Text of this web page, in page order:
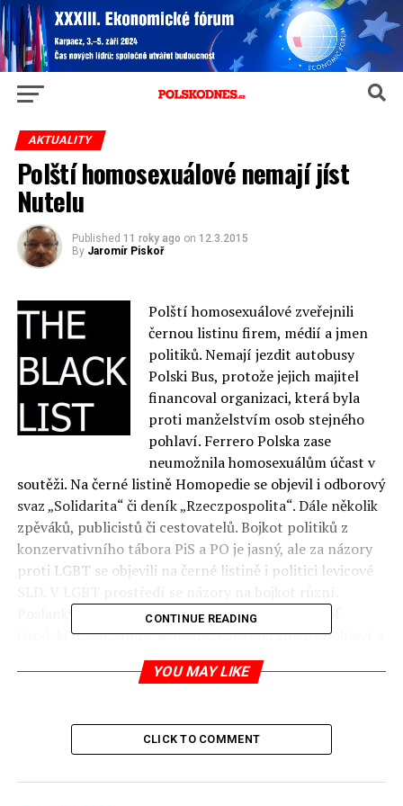
AKTUALITY
Polští homosexuálové nemají jíst
Nutelu
Published 11 roky ago on 12.3.2015
By Jaromír Piskoř
Polští homosexuálové zveřejnili
černou listinu firem, médií a jmen
politiků. Nemají jezdit autobusy
Polski Bus, protože jejich majitel
financoval organizaci, která byla
proti manželstvím osob stejného
pohlaví. Ferrero Polska zase
neumožnila homosexuálům účast v
soutěži. Na černé listině Homopedie se objevil i odborový
svaz „Solidarita“ či deník „Rzeczpospolita“. Dále několik
zpěváků, publicistů či cestovatelů. Bojkot politiků z
konzervativního tábora PiS a PO je jasný, ale za názory
proti LGBT se objevili na černé listině i politici levicové
Poslankyně Anna Grodzká (v roce 2009 Krzysztof
Grodzki podstoupil v Bangkoku operaci změny pohlaví a
přijal jméno Anna Grodzká) zastává názor,
lepší podpořit ty firmy, které podporují politiku
a ona je pro toleranci.
zdroj:natemat.pl,Homopedia:Czarna_lista
CONTINUE READING
YOU MAY LIKE
CLICK TO COMMENT